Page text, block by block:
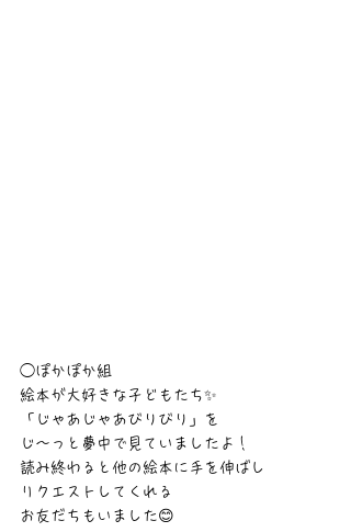
◯ぽかぽか組
絵本が大好きな子どもたち✨
「じゃあじゃあびりびり」を
じ〜っと夢中で見ていましたよ！
読み終わると他の絵本に手を伸ばし
リクエストしてくれる
お友だちもいました😊